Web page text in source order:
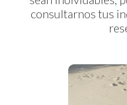
consultarnos tus